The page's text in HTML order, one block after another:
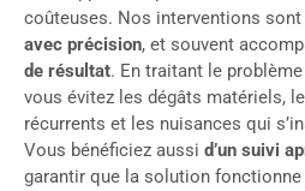
coûteuses. Nos interventions sont
avec précision, et souvent
de résultat. En traitant le
vous évitez les dégâts matériels,
récurrents et les nuisances qui
Vous bénéficiez aussi d’un suivi
garantir que la solution fonctionne